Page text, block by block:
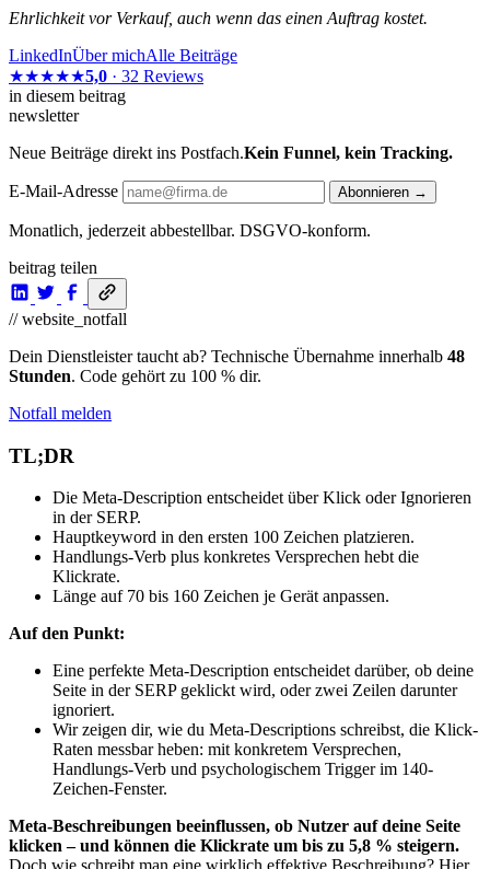
Ehrlichkeit vor Verkauf, auch wenn das einen Auftrag kostet.
LinkedInÜber michAlle Beiträge
★★★★★5,0 · 32 Reviews
in diesem beitrag
newsletter
Neue Beiträge direkt ins Postfach.Kein Funnel, kein Tracking.
E-Mail-Adresse Abonnieren →
Monatlich, jederzeit abbestellbar. DSGVO-konform.
beitrag teilen
// website_notfall
Dein Dienstleister taucht ab? Technische Übernahme innerhalb 48
Stunden. Code gehört zu 100 % dir.
Notfall melden
TL;DR
Die Meta-Description entscheidet über Klick oder Ignorieren
in der SERP.
Hauptkeyword in den ersten 100 Zeichen platzieren.
Handlungs-Verb plus konkretes Versprechen hebt die
Klickrate.
Länge auf 70 bis 160 Zeichen je Gerät anpassen.
Auf den Punkt:
Eine perfekte Meta-Description entscheidet darüber, ob deine
Seite in der SERP geklickt wird, oder zwei Zeilen darunter
ignoriert.
Wir zeigen dir, wie du Meta-Descriptions schreibst, die Klick-
Raten messbar heben: mit konkretem Versprechen,
Handlungs-Verb und psychologischem Trigger im 140-
Zeichen-Fenster.
Meta-Beschreibungen beeinflussen, ob Nutzer auf deine Seite
klicken – und können die Klickrate um bis zu 5,8 % steigern.